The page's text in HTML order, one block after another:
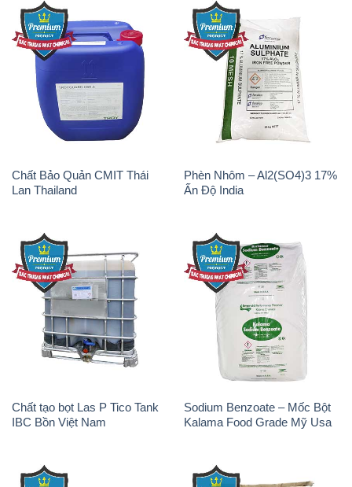
Chất Bảo Quản CMIT Thái
Lan Thailand
Phèn Nhôm – Al2(SO4)3 17%
Ấn Độ India
Chất tạo bọt Las P Tico Tank
IBC Bồn Việt Nam
Sodium Benzoate – Mốc Bột
Kalama Food Grade Mỹ Usa